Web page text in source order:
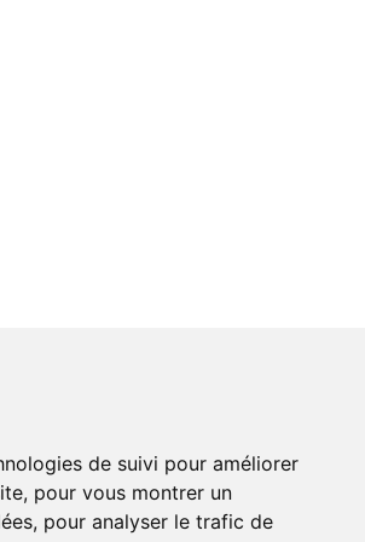
de suivi pour améliorer
pour vous montrer un
pour analyser le trafic de